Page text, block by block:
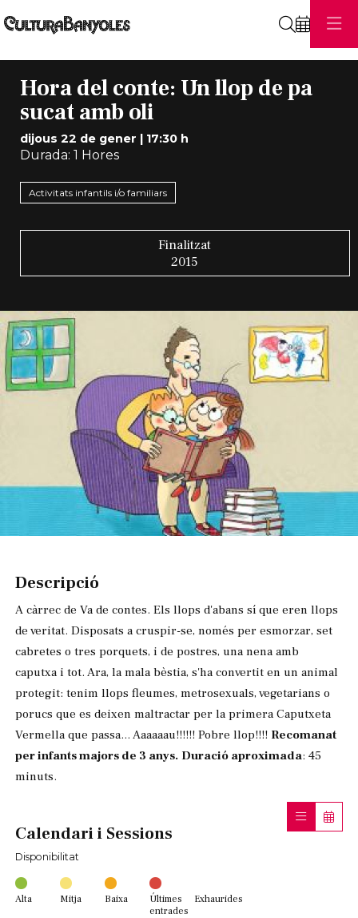
Hora del conte: Un llop de pa
sucat amb oli
dijous 22 de gener | 17:30 h
Durada: 1 Hores
Activitats infantils i/o familiars
Finalitzat
2015
Descripció
A càrrec de Va de contes. Els llops d'abans sí que eren llops
de veritat. Disposats a cruspir-se, només per esmorzar, set
cabretes o tres porquets, i de postres, una nena amb
caputxa i tot. Ara, la mala bèstia, s'ha convertit en un animal
protegit: tenim llops fleumes, metrosexuals, vegetarians o
porucs que es deixen maltractar per la primera Caputxeta
Vermella que passa... Aaaaaau!!!!!! Pobre llop!!!! Recomanat
per infants majors de 3 anys. Duració aproximada: 45
minuts.
Calendari i Sessions
Disponibilitat
Alta Mitja Baixa
Últimes
entrades
Exhaurides